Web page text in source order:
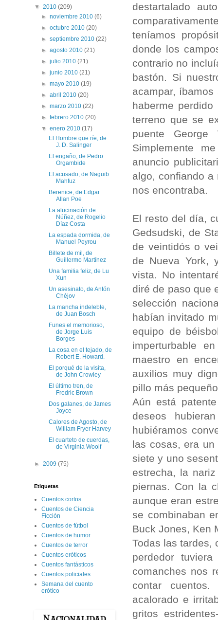
destartalado
teníamos
donde los
contrario no
bastón. Si
acampar,
haberme
terreno que se
puente
Simplemente
anuncio
algo, confiando
nos encontraba.
El resto del día,
Gedsudski, de
de veintidós o
de Nueva York,
vista. No
diré de paso que
selección
habían invitado
equipo de
imperturbable
maestro en
auxilios muy
pillo más
Aún está
deseos
hubiéramos
las cosas, era
siete y uno
estrecha, la
piernas. Con la
aunque eran
se combinaban
Buck Jones, Ken
Todas las tardes,
perdedor
comanches nos
contar
acalorado e
gritos
▼ 2010 (209)
►noviembre 2010(6)
►octubre 2010(20)
►septiembre 2010(22)
►agosto 2010(21)
►julio 2010(21)
►junio 2010(21)
►mayo 2010(19)
►abril 2010(20)
►marzo 2010(22)
►febrero 2010(20)
▼enero 2010(17)
El Hombre que ríe, de
J. D. Salinger
El engaño, de Pedro
Orgambide
El acusado, de Naguib
Mahfuz
Berenice, de Edgar
Allan Poe
La alucinación de
Núñez, de Rogelio
Díaz Costa
La espada dormida, de
Manuel Peyrou
Billete de mil, de
Guillermo Martínez
Una familia feliz, de Lu
Xun
Un asesinato, de Antón
Chéjov
La mancha indeleble,
de Juan Bosch
Funes el memorioso,
de Jorge Luis
Borges
La cosa en el tejado, de
Robert E. Howard.
El porqué de la visita,
de John Crowley
El último tren, de
Fredric Brown
Dos galanes, de James
Joyce
Calores de Agosto, de
William Fryer Harvey
El cuarteto de cuerdas,
de Virginia Woolf
► 2009 (75)
Etiquetas
Cuentos cortos
Cuentos de Ciencia
Ficción
Cuentos de fútbol
Cuentos de humor
Cuentos de terror
Cuentos eróticos
Cuentos fantásticos
Cuentos policiales
Semana del cuento
erótico